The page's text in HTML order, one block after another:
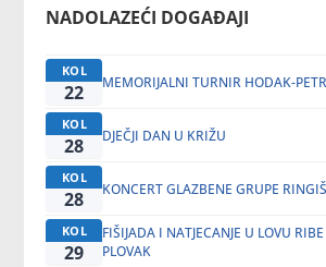
NADOLAZEĆI DOGAĐAJI
KOL
22 MEMORIJALNI TURNIR HODAK-
KOL
28 DJEČJI DAN U KRIŽU
KOL
28 KONCERT GLAZBENE GRUPE
KOL
29
FIŠIJADA I NATJECANJE U LOVU
PLOVAK